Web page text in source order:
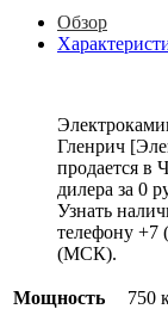
Обзор
Гленрич
продается в
дилера за 0
Узнать
телефону +7
(МСК).
Мощность
750